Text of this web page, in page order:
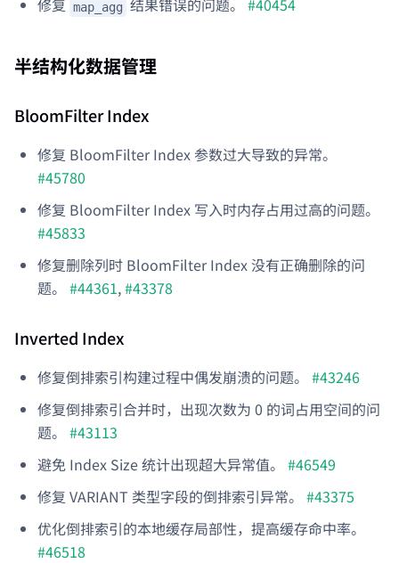
修复 map_agg 结果错误的问题。 #40454
半结构化数据管理
BloomFilter Index
修复 BloomFilter Index 参数过大导致的异常。
#45780
修复 BloomFilter Index 写入时内存占用过高的问题。
#45833
修复删除列时 BloomFilter Index 没有正确删除的问
题。 #44361,#43378
Inverted Index
修复倒排索引构建过程中偶发崩溃的问题。 #43246
修复倒排索引合并时，出现次数为 0 的词占用空间的问
题。 #43113
避免 Index Size 统计出现超大异常值。 #46549
修复 VARIANT 类型字段的倒排索引异常。 #43375
优化倒排索引的本地缓存局部性，提高缓存命中率。
#46518